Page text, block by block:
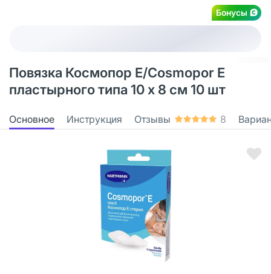
Бонусы
Повязка Космопор Е/Cosmopor Е
пластырного типа 10 х 8 см 10 шт
Основное Инструкция Отзывы 8